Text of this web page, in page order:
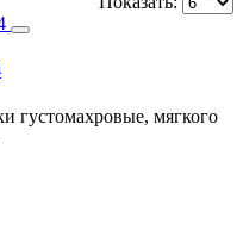
густомахровые, мягкого